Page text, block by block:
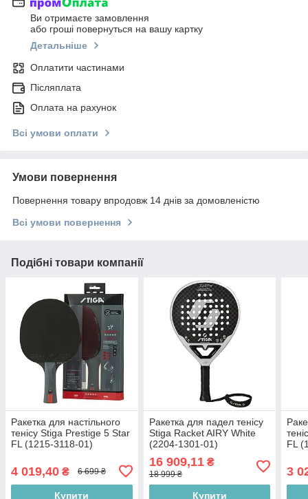
Ви отримаєте замовлення
або гроші повернуться на вашу картку
Детальніше
Оплатити частинами
Післяплата
Оплата на рахунок
Всі умови оплати
Умови повернення
Повернення товару впродовж 14 днів за домовленістю
Всі умови повернення
Подібні товари компанії
Ракетка для настільного
тенісу Stiga Prestige 5 Star
FL (1215-3118-01)
4 019,40 ₴ 6 699 ₴
Купити
Ракетка для падел тенісу
Stiga Racket AIRY White
(2204-1301-01)
16 909,11₴
18 999 ₴
Купити
FL
3